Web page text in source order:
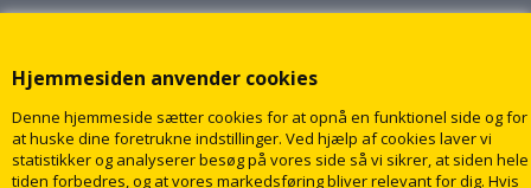
Hjemmesiden anvender cookies
Denne hjemmeside sætter cookies for at opnå en funktionel side og for
at huske dine foretrukne indstillinger. Ved hjælp af cookies laver vi
statistikker og analyserer besøg på vores side så vi sikrer, at siden hele
tiden forbedres, og at vores markedsføring bliver relevant for dig. Hvis